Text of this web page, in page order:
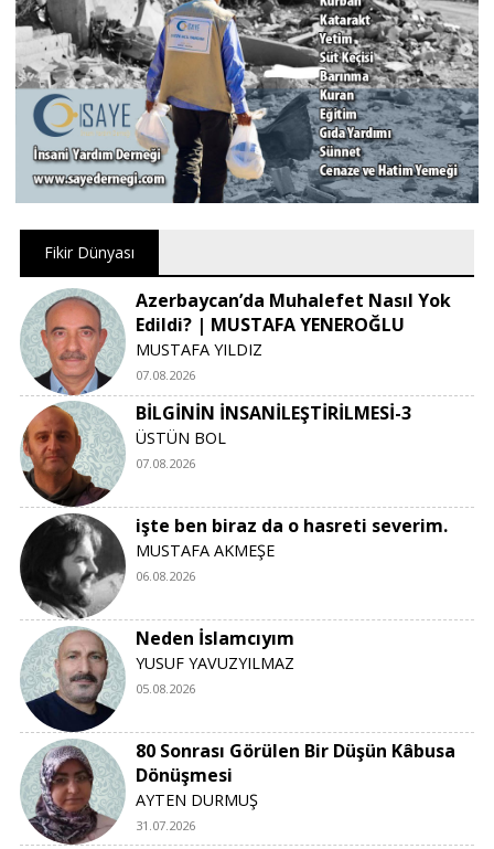
Fikir Dünyası
Azerbaycan’da Muhalefet Nasıl Yok
Edildi? | MUSTAFA YENEROĞLU
MUSTAFA YILDIZ
07.08.2026
BİLGİNİN İNSANİLEŞTİRİLMESİ-3
ÜSTÜN BOL
07.08.2026
işte ben biraz da o hasreti severim.
MUSTAFA AKMEŞE
06.08.2026
Neden İslamcıyım
YUSUF YAVUZYILMAZ
05.08.2026
80 Sonrası Görülen Bir Düşün Kâbusa
Dönüşmesi
AYTEN DURMUŞ
31.07.2026